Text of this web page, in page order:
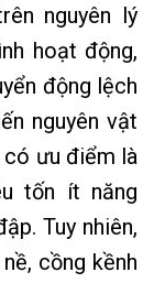
nguyên lý
hoạt động,
động lệch
nguyên vật
có ưu điểm là
tốn ít năng
Tuy nhiên,
cồng kềnh